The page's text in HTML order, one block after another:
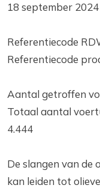
18 september 2024
Referentiecode
Referentiecode
Aantal getroffen
Totaal aantal
4.444
De slangen van de
kan leiden tot